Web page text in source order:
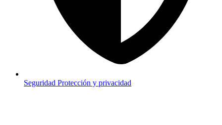
Seguridad Protección y privacidad